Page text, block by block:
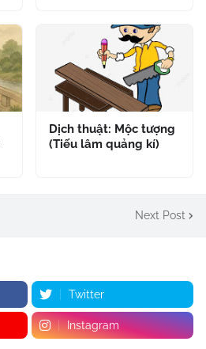
Dịch thuật: Mộc tượng
(Tiếu lâm quảng kí)
Next Post
Twitter
Instagram